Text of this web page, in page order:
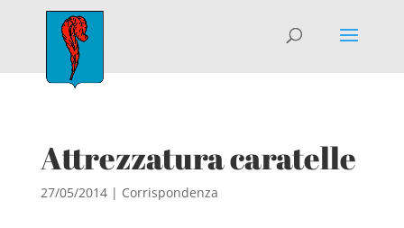
Attrezzatura caratelle
27/05/2014| Corrispondenza